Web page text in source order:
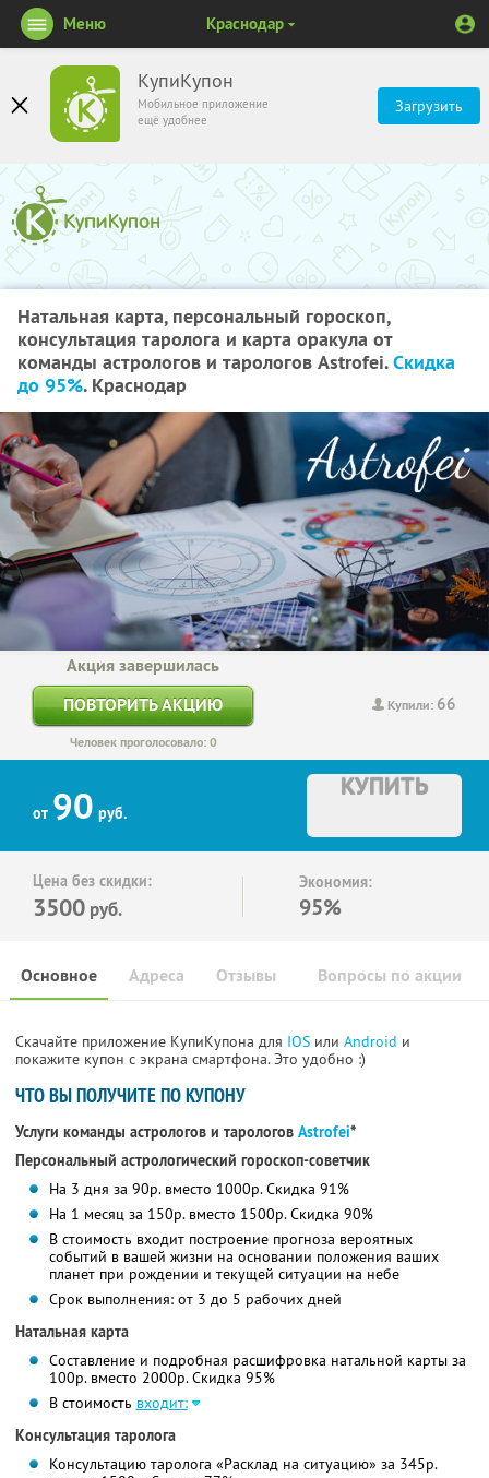
КупиКупон
Мобильное приложение
ещё удобнее
Загрузить
Меню Краснодар
Натальная карта, персональный гороскоп,
консультация таролога и карта оракула от
команды астрологов и тарологов Astrofei.Скидка
до 95%. Краснодар
Купили: 66
Акция завершилась
ПОВТОРИТЬ АКЦИЮ
Человек проголосовало: 0
от 90 руб.
КУПИТЬ
Цена без скидки:
3500 руб.
Экономия:
95%
Основное Отзывы Вопросы по акции
Адреса
Скачайте приложение КупиКупона для IOS или Android и
покажите купон с экрана смартфона. Это удобно :)
ЧТО ВЫ ПОЛУЧИТЕ ПО КУПОНУ
Услуги команды астрологов и тарологов Astrofei*
Персональный астрологический гороскоп-советчик
На 3 дня за 90р. вместо 1000р. Скидка 91%
На 1 месяц за 150р. вместо 1500р. Скидка 90%
В стоимость входит построение прогноза вероятных
событий в вашей жизни на основании положения ваших
планет при рождении и текущей ситуации на небе
Срок выполнения: от 3 до 5 рабочих дней
Натальная карта
Составление и подробная расшифровка натальной карты за
100р. вместо 2000р. Скидка 95%
В стоимость входит:
Консультация таролога
Консультацию таролога «Расклад на ситуацию» за 345р.